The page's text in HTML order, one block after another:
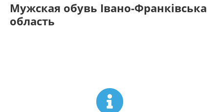
Мужская обувь Івано-Франківська
область